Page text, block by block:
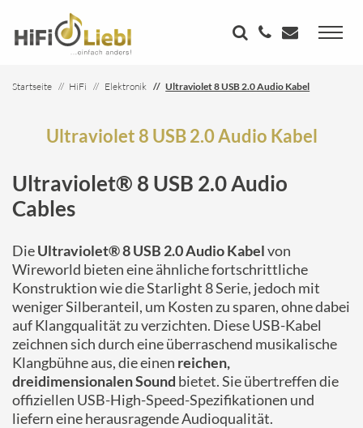
Startseite HiFi Elektronik Ultraviolet 8 USB 2.0 Audio Kabel
Ultraviolet 8 USB 2.0 Audio Kabel
Ultraviolet® 8 USB 2.0 Audio
Cables
DieUltraviolet® 8 USB 2.0 Audio Kabelvon
Wireworld bieten eine ähnliche fortschrittliche
Konstruktion wie die Starlight 8 Serie, jedoch mit
weniger Silberanteil, um Kosten zu sparen, ohne dabei
auf Klangqualität zu verzichten. Diese USB-Kabel
zeichnen sich durch eine überraschend musikalische
Klangbühne aus, die einen reichen,
dreidimensionalen Sound bietet. Sie übertreffen die
offiziellen USB-High-Speed-Spezifikationen und
liefern eine herausragende Audioqualität.